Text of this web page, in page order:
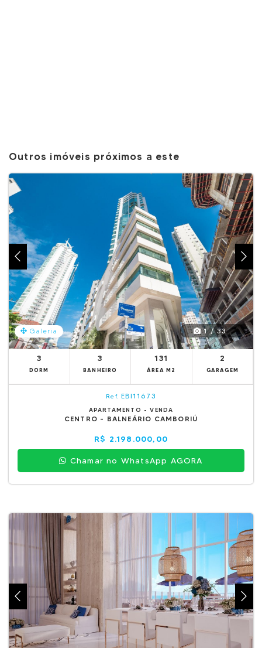
Outros imóveis próximos a este
Galeria 1 / 33
3
DORM
3
BANHEIRO
131
ÁREA M2
2
GARAGEM
Ref. EBI11673
APARTAMENTO - VENDA
CENTRO - BALNEÁRIO CAMBORIÚ
R$ 2.198.000,00
Chamar no WhatsApp AGORA